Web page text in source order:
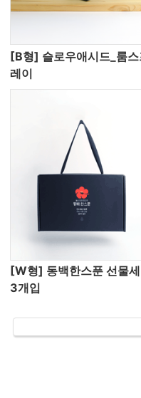
[B형] 슬로우애시드_룸
레이
[W형] 동백한스푼 선물
3개입